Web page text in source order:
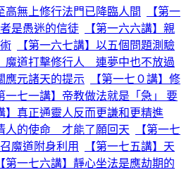
高無上修行法門已降臨人間
【第一
是愚迷的信徒
【第一六六講】親
【第一六七講】以五個問題測驗
魔道打擊修行人 連夢中也不放過
應元諸天的提示
【第一七０講】修
一七一講】帝教做法就是「急」 要
】真正通靈人反而更謙和更精進
人的使命 才能了願回天
【第一七
魔道附身利用
【第一七五講】天
【第一七六講】靜心坐法是應劫期的